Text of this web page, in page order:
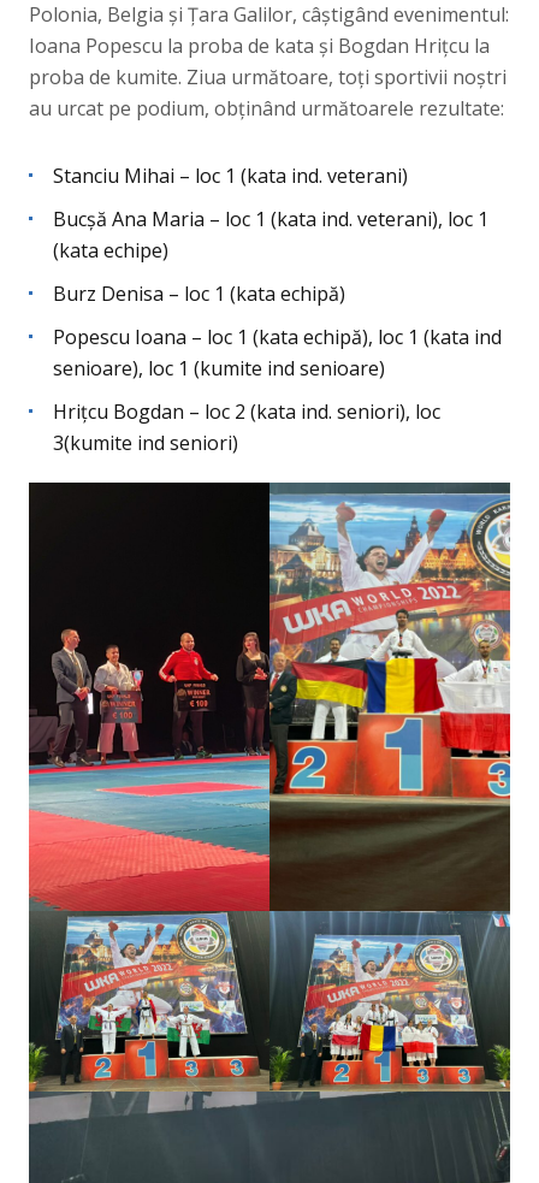
Polonia, Belgia și Țara Galilor, câștigând evenimentul:
Ioana Popescu la proba de kata și Bogdan Hrițcu la
proba de kumite. Ziua următoare, toți sportivii noștri
au urcat pe podium, obținând următoarele rezultate:
Stanciu Mihai – loc 1 (kata ind. veterani)
Bucșă Ana Maria – loc 1 (kata ind. veterani), loc 1
(kata echipe)
Burz Denisa – loc 1 (kata echipă)
Popescu Ioana – loc 1 (kata echipă), loc 1 (kata ind
senioare), loc 1 (kumite ind senioare)
Hrițcu Bogdan – loc 2 (kata ind. seniori), loc
3(kumite ind seniori)